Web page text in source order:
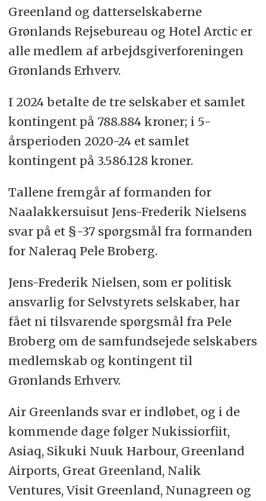
Greenland og datterselskaberne
Grønlands Rejsebureau og Hotel Arctic er
alle medlem af arbejdsgiverforeningen
Grønlands Erhverv.
I 2024 betalte de tre selskaber et samlet
kontingent på 788.884 kroner; i 5-
årsperioden 2020-24 et samlet
kontingent på 3.586.128 kroner.
Tallene fremgår af formanden for
Naalakkersuisut Jens-Frederik Nielsens
svar på et §-37 spørgsmål fra formanden
for Naleraq Pele Broberg.
Jens-Frederik Nielsen, som er politisk
ansvarlig for Selvstyrets selskaber, har
fået ni tilsvarende spørgsmål fra Pele
Broberg om de samfundsejede selskabers
medlemskab og kontingent til
Grønlands Erhverv.
Air Greenlands svar er indløbet, og i de
kommende dage følger Nukissiorfiit,
Asiaq, Sikuki Nuuk Harbour, Greenland
Airports, Great Greenland, Nalik
Ventures, Visit Greenland, Nunagreen og